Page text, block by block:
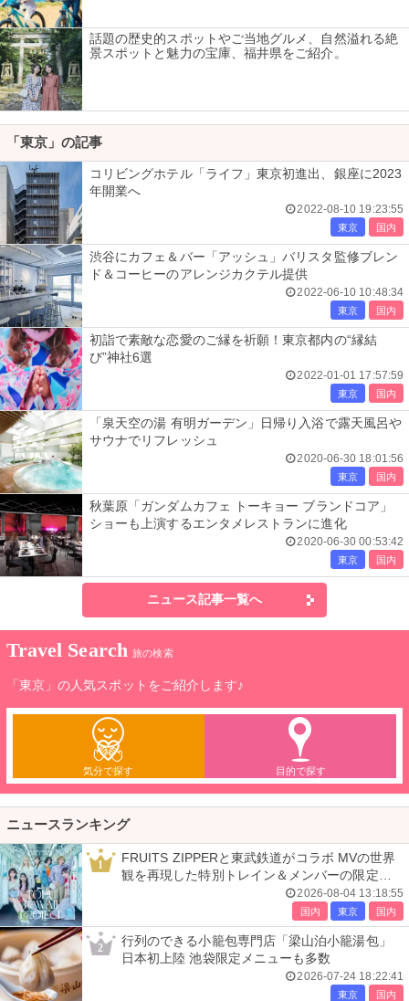
話題の歴史的スポットやご当地グルメ、自然溢れる絶
景スポットと魅力の宝庫、福井県をご紹介。
「東京」の記事
コリビングホテル「ライフ」東京初進出、銀座に2023
年開業へ
2022-08-10 19:23:55
東京 国内
渋谷にカフェ＆バー「アッシュ」バリスタ監修ブレン
ド＆コーヒーのアレンジカクテル提供
2022-06-10 10:48:34
東京 国内
初詣で素敵な恋愛のご縁を祈願！東京都内の“縁結
び”神社6選
2022-01-01 17:57:59
東京 国内
「泉天空の湯 有明ガーデン」日帰り入浴で露天風呂や
サウナでリフレッシュ
2020-06-30 18:01:56
東京 国内
秋葉原「ガンダムカフェ トーキョー ブランドコア」
ショーも上演するエンタメレストランに進化
2020-06-30 00:53:42
東京 国内
ニュース記事一覧へ
Travel Search 旅の検索
「東京」の人気スポットをご紹介します♪
気分で探す 目的で探す
ニュースランキング
1
FRUITS ZIPPERと東武鉄道がコラボ MVの世界
観を再現した特別トレイン＆メンバーの限定ア
2026-08-04 13:18:55
国内 東京 国内
2
行列のできる小籠包専門店「梁山泊小籠湯包」
日本初上陸 池袋限定メニューも多数
2026-07-24 18:22:41
東京 国内